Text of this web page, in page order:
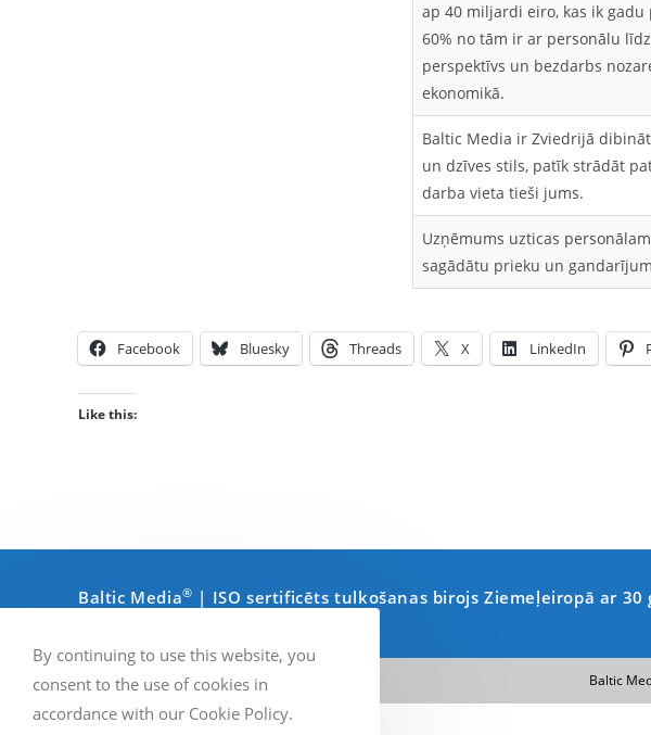
ap 40 miljardi eiro, kas ik
60% no tām ir ar personālu
perspektīvs un bezdarbs
ekonomikā.
Baltic Media ir Zviedrijā
un dzīves stils, patīk strādāt
darba vieta tieši jums.
Uzņēmums uzticas
sagādātu prieku un
Facebook Bluesky Threads X LinkedIn
Like this:
Baltic Media® | ISO sertificēts tulkošanas birojs Ziemeļeiropā ar 30
Baltic
By continuing to use this website, you
consent to the use of cookies in
accordance with our Cookie Policy.